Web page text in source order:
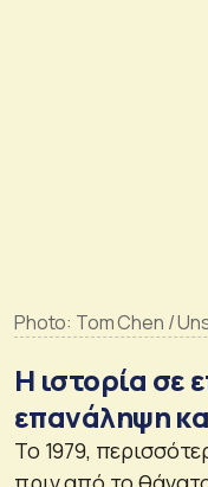
Photo: Tom Chen /
Η ιστορία σε
επανάληψη
Το 1979,